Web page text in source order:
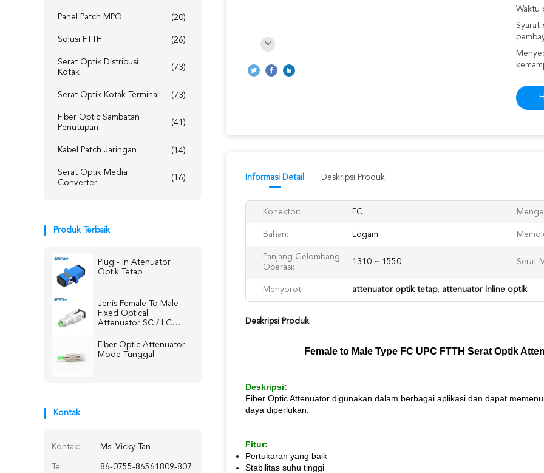
Panel Patch MPO (20)
Solusi FTTH (26)
Serat Optik Distribusi
Kotak
(73)
Serat Optik Kotak Terminal (73)
Fiber Optic Sambatan
Penutupan
(41)
Kabel Patch Jaringan (14)
Serat Optik Media
Converter
(16)
Produk Terbaik
Plug - In Atenuator
Optik Tetap
Jenis Female To Male
Fixed Optical
Attenuator SC / LC
Fiber Optic Attenuator
Mode Tunggal
Kontak
Kontak: Ms. Vicky Tan
Tel: 86-0755-86561809-807
Waktu
Informasi Detail Deskripsi Produk
Konektor: FC
Bahan: Logam
Panjang Gelombang
Operasi:
1310 ~ 1550 Serat
Menyoroti: attenuator optik tetap, attenuator inline optik
Deskripsi Produk
Female to Male Type FC UPC FTTH Serat Optik
Deskripsi:
Fiber Optic Attenuator digunakan dalam berbagai aplikasi dan dapat
daya diperlukan.
Fitur:
Pertukaran yang baik
Stabilitas suhu tinggi